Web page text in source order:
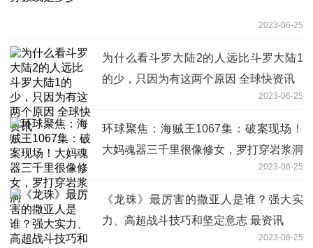
2023-06-25
为什么看斗罗大陆2的人远比斗罗大陆1
的少，只因为有这两个原因 全球快资讯
2023-06-25
环球聚焦：海贼王1067集：破案现场！
大妈魂器三千里很像修女，罗打穿岩浆洞
2023-06-25
《龙珠》最厉害的撒亚人是谁？强大实
力、高超战斗技巧和坚定意志 最资讯
2023-06-25